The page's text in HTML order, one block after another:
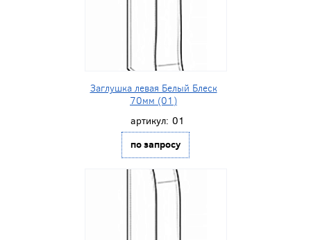
Заглушка левая Белый Блеск
70мм (01)
артикул: 01
по запросу